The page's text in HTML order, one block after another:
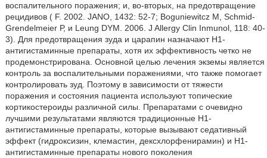
воспалительного поражения; и, во-вторых, на предотвращение
рецидивов (F. 2002. JANO, 1432: 52-7; Boguniewitcz М, Schmid-
Grendelmeier Р, и Leung DYM. 2006. J Allergy Clin Inmunol, 118: 40-
3). Для предотвращения зуда и царапин назначают Н1-
антигистаминные препараты, хотя их эффективность четко не
продемонстрирована. Основной целью лечения экземы является
контроль за воспалительными поражениями, что также помогает
контролировать зуд. Поэтому в зависимости от тяжести
поражения и состояния пациента используют топические
кортикостероиды различной силы. Препаратами с очевидно
лучшими результатами являются традиционные Н1-
антигистаминные препараты, которые вызывают седативный
эффект (гидроксизин, клемастин, дексхлорфенирамин) и Н1-
антигистаминные препараты нового поколения